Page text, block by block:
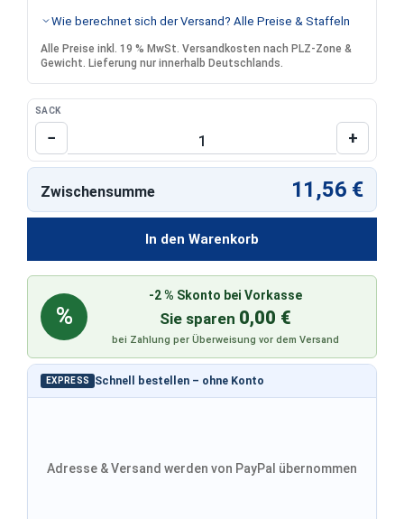
Wie berechnet sich der Versand? Alle Preise & Staffeln
Alle Preise inkl. 19 % MwSt. Versandkosten nach PLZ-Zone &
Gewicht. Lieferung nur innerhalb Deutschlands.
SACK
Produkt Anzahl: Gib den gewünschten
− +
In den Warenkorb
EXPRESS Schnell bestellen – ohne Konto
Adresse & Versand werden von PayPal übernommen
Zwischensumme 11,56 €
%
-2 % Skonto bei Vorkasse
Sie sparen 0,00 €
bei Zahlung per Überweisung vor dem Versand